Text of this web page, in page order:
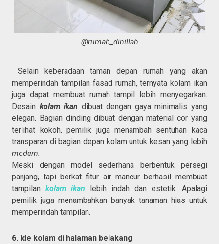
@rumah_dinillah
Selain keberadaan taman depan rumah yang akan
memperindah tampilan fasad rumah, ternyata kolam ikan
juga dapat membuat rumah tampil lebih menyegarkan.
Desain kolam ikan dibuat dengan gaya minimalis yang
elegan. Bagian dinding dibuat dengan material cor yang
terlihat kokoh, pemilik juga menambah sentuhan kaca
transparan di bagian depan kolam untuk kesan yang lebih
modern.
Meski dengan model sederhana berbentuk persegi
panjang, tapi berkat fitur air mancur berhasil membuat
tampilankolam ikan
lebih indah dan estetik. Apalagi
pemilik juga menambahkan banyak tanaman hias untuk
memperindah tampilan.
6. Ide kolam di halaman belakang